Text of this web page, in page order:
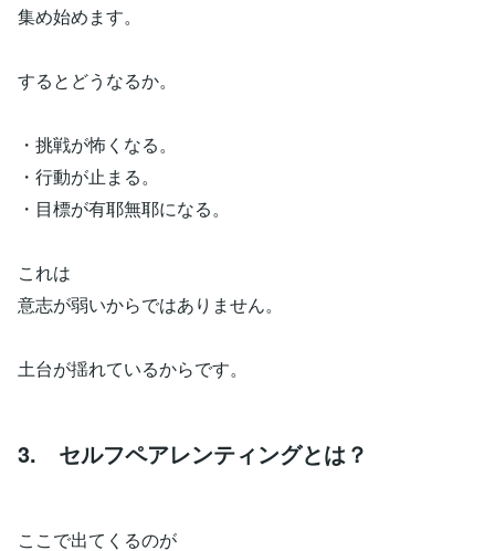
集め始めます。
するとどうなるか。
・挑戦が怖くなる。
・行動が止まる。
・目標が有耶無耶になる。
これは
意志が弱いからではありません。
土台が揺れているからです。
3. セルフペアレンティングとは？
ここで出てくるのが